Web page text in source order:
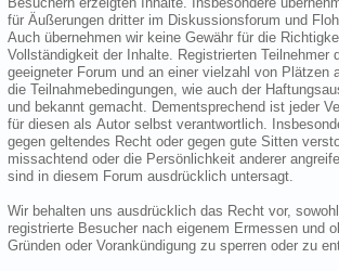
für Äußerungen dritter im Diskussionsforum und
Auch übernehmen wir keine Gewähr für die
Vollständigkeit der Inhalte. Registrierten Teilnehmer
geeigneter Forum und an einer vielzahl von Plätzen
die Teilnahmebedingungen, wie auch der
und bekannt gemacht. Dementsprechend ist jeder
für diesen als Autor selbst verantwortlich.
gegen geltendes Recht oder gegen gute Sitten
missachtend oder die Persönlichkeit anderer
sind in diesem Forum ausdrücklich untersagt.
Wir behalten uns ausdrücklich das Recht vor,
registrierte Besucher nach eigenem Ermessen und
Gründen oder Vorankündigung zu sperren oder zu